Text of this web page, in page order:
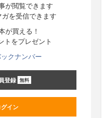
が閲覧できます
ガを受信できます
が買える！
トをプレゼント
クナンバー
登録 無料
グイン